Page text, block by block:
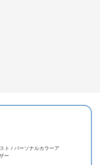
ト / パーソナルカラーア
ー